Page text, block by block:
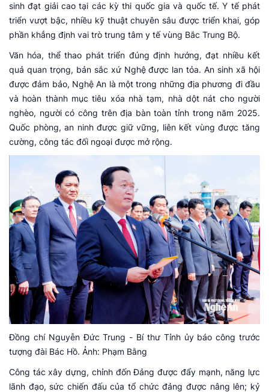
sinh đạt giải cao tại các kỳ thi quốc gia và quốc tế. Y tế phát
triển vượt bậc, nhiều kỹ thuật chuyên sâu được triển khai, góp
phần khẳng định vai trò trung tâm y tế vùng Bắc Trung Bộ.
Văn hóa, thể thao phát triển đúng định hướng, đạt nhiều kết
quả quan trọng, bản sắc xứ Nghệ được lan tỏa. An sinh xã hội
được đảm bảo, Nghệ An là một trong những địa phương đi đầu
và hoàn thành mục tiêu xóa nhà tạm, nhà dột nát cho người
nghèo, người có công trên địa bàn toàn tỉnh trong năm 2025.
Quốc phòng, an ninh được giữ vững, liên kết vùng được tăng
cường, công tác đối ngoại được mở rộng.
Đồng chí Nguyễn Đức Trung - Bí thư Tỉnh ủy báo công trước
tượng đài Bác Hồ. Ảnh: Phạm Bằng
Công tác xây dựng, chỉnh đốn Đảng được đẩy mạnh, năng lực
lãnh đạo, sức chiến đấu của tổ chức đảng được nâng lên; kỷ